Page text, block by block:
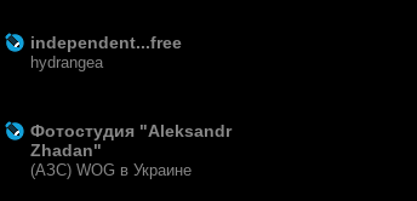
independent...free
hydrangea
Фотостудия "Aleksandr
Zhadan"
(АЗС) WOG в Украине